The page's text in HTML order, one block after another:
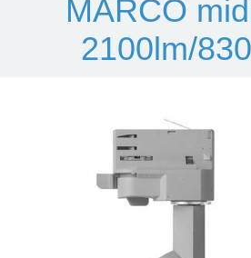
MARCO
2100lm/